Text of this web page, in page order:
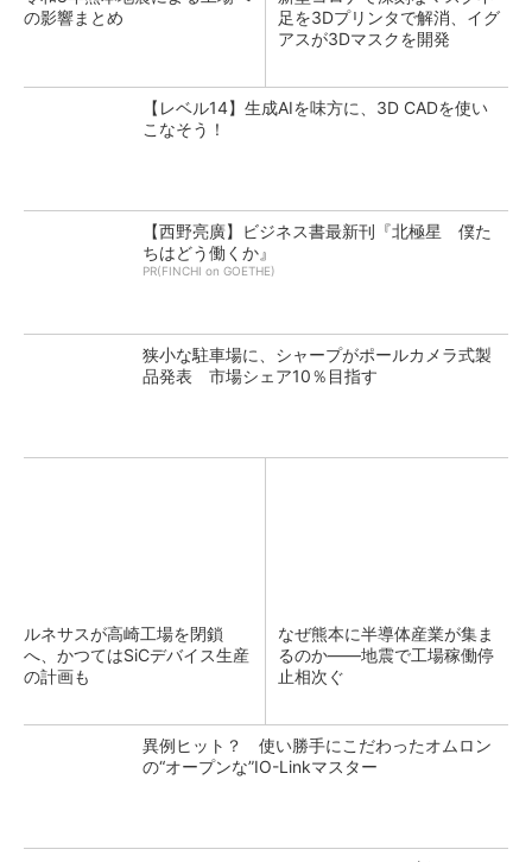
の影響まとめ
足を3Dプリンタで解消、イグ
アスが3Dマスクを開発
【レベル14】生成AIを味方に、3D CADを使い
こなそう！
【西野亮廣】ビジネス書最新刊『北極星 僕た
ちはどう働くか』
PR(FINCHI on GOETHE)
狭小な駐車場に、シャープがポールカメラ式製
品発表 市場シェア10％目指す
ルネサスが高崎工場を閉鎖
へ、かつてはSiCデバイス生産
の計画も
なぜ熊本に半導体産業が集ま
るのか――地震で工場稼働停
止相次ぐ
異例ヒット？ 使い勝手にこだわったオムロン
の“オープンな”IO-Linkマスター